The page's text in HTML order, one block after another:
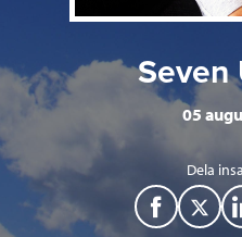
Seven
05
Dela
F
T